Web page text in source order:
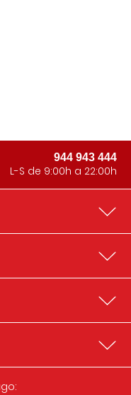
944 943 444
L-S de 9:00h a 22:00h